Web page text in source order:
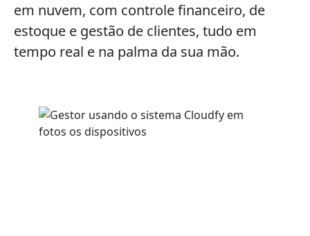
em nuvem, com controle financeiro, de
estoque e gestão de clientes, tudo em
tempo real e na palma da sua mão.